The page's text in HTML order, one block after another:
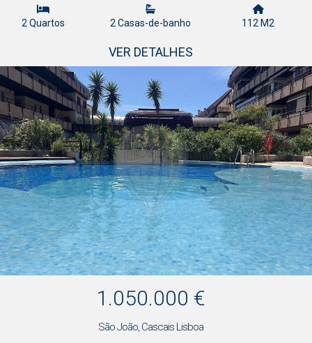
2 Quartos 2 Casas-de-banho 112 M2
VER DETALHES
1.050.000 €
São João, Cascais Lisboa